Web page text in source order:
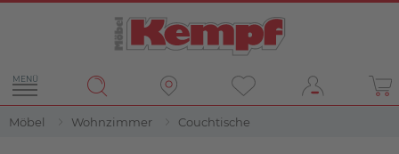
MENÜ
Möbel Wohnzimmer Couchtische